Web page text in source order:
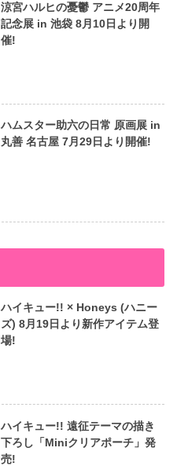
涼宮ハルヒの憂鬱 アニメ20周年
記念展 in 池袋 8月10日より開
催!
ハムスター助六の日常 原画展 in
丸善 名古屋 7月29日より開催!
ハイキュー!! × Honeys (ハニー
ズ) 8月19日より新作アイテム登
場!
ハイキュー!! 遠征テーマの描き
下ろし「Miniクリアポーチ」発
売!